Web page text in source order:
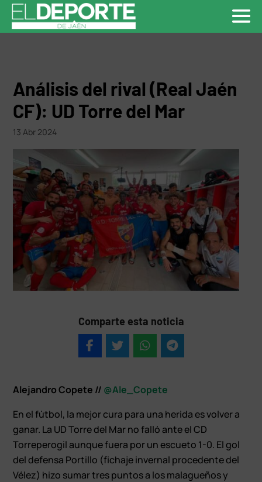
Análisis del rival (Real Jaén
CF): UD Torre del Mar
13 Abr 2024
Comparte esta noticia
Alejandro Copete // @Ale_Copete
En el fútbol, la mejor cura para una herida es volver a
ganar. La UD Torre del Mar no falló ante el CD
Torreperogil aunque fuera por un escueto 1-0. El gol
del defensa Portillo (fichaje invernal procedente del
Vélez) hizo sumar tres puntos a los malagueños y